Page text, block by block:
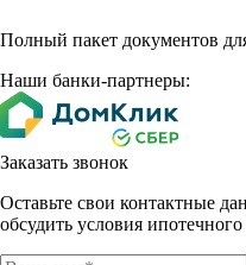
Полный пакет документов
Наши банки-партнеры:
Заказать звонок
Оставьте свои контактные
обсудить условия